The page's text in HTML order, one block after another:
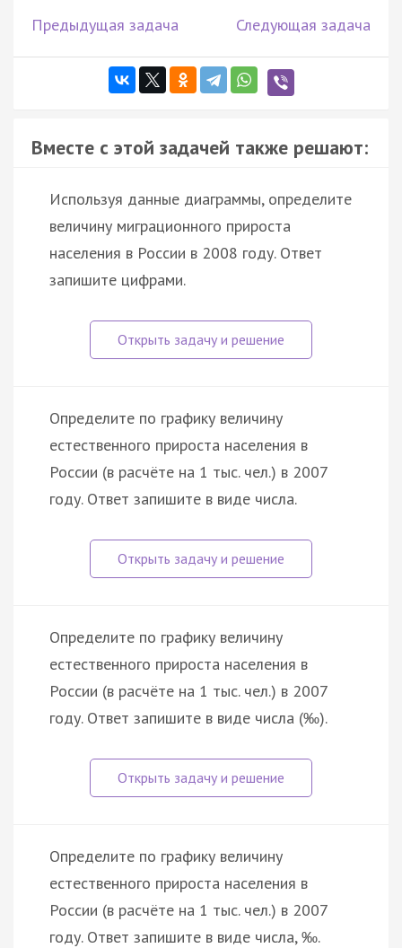
Предыдущая задача Следующая задача
Вместе с этой задачей также решают:
Используя данные диаграммы, определите
величину миграционного прироста
населения в России в 2008 году. Ответ
запишите цифрами.
Определите по графику величину
естественного прироста населения в
России (в расчёте на 1 тыс. чел.) в 2007
году. Ответ запишите в виде числа.
Определите по графику величину
естественного прироста населения в
России (в расчёте на 1 тыс. чел.) в 2007
году. Ответ запишите в виде числа (‰).
Определите по графику величину
естественного прироста населения в
России (в расчёте на 1 тыс. чел.) в 2007
году. Ответ запишите в виде числа, ‰.